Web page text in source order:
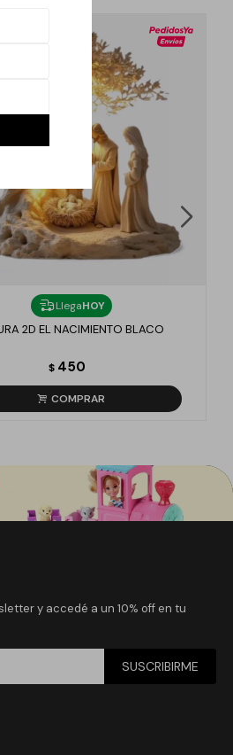
LlegaHOY
2D EL NACIMIENTO BLACO
$ 450
y accedé a un 10% off en tu
SUSCRIBIRME